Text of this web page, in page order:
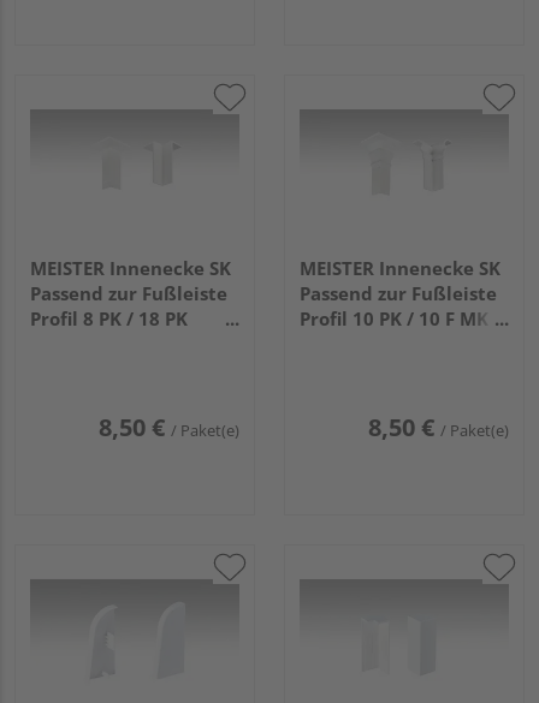
MEISTER Innenecke SK
Passend zur Fußleiste
Profil 8 PK / 18 PK
8,50 € / Paket(e)
MEISTER Innenecke SK
Passend zur Fußleiste
Profil 10 PK / 10 F MK
8,50 € / Paket(e)